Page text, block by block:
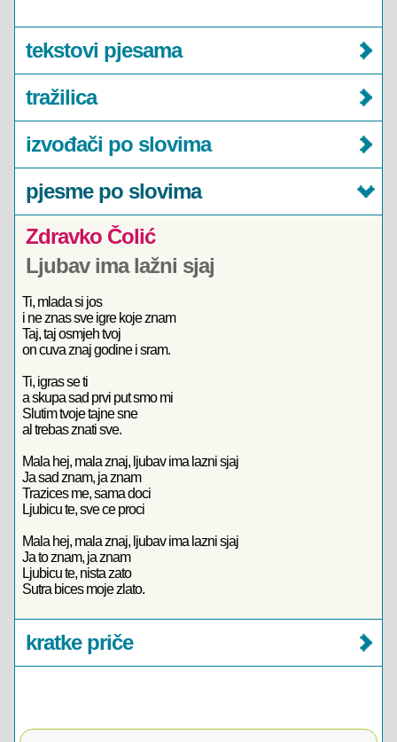
tekstovi pjesama
tražilica
izvođači po slovima
pjesme po slovima
Zdravko Čolić
Ljubav ima lažni sjaj
Ti, mlada si jos
i ne znas sve igre koje znam
Taj, taj osmjeh tvoj
on cuva znaj godine i sram.
Ti, igras se ti
a skupa sad prvi put smo mi
Slutim tvoje tajne sne
al trebas znati sve.
Mala hej, mala znaj, ljubav ima lazni sjaj
Ja sad znam, ja znam
Trazices me, sama doci
Ljubicu te, sve ce proci
Mala hej, mala znaj, ljubav ima lazni sjaj
Ja to znam, ja znam
Ljubicu te, nista zato
Sutra bices moje zlato.
kratke priče